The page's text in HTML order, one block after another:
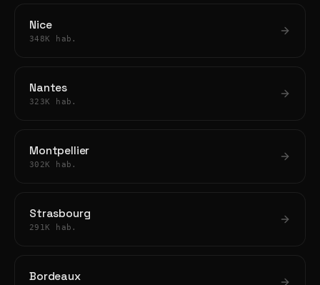
Nice
348K hab.
Nantes
323K hab.
Montpellier
302K hab.
Strasbourg
291K hab.
Bordeaux